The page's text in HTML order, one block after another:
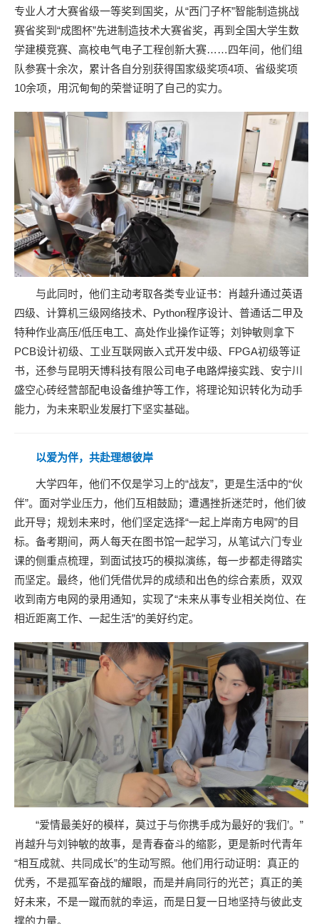
专业人才大赛省级一等奖到国奖，从“西门子杯”智能制造挑战
赛省奖到“成图杯”先进制造技术大赛省奖，再到全国大学生数
学建模竞赛、高校电气电子工程创新大赛……四年间，他们组
队参赛十余次，累计各自分别获得国家级奖项4项、省级奖项
10余项，用沉甸甸的荣誉证明了自己的实力。
与此同时，他们主动考取各类专业证书：肖越升通过英语
四级、计算机三级网络技术、Python程序设计、普通话二甲及
特种作业高压/低压电工、高处作业操作证等；刘钟敏则拿下
PCB设计初级、工业互联网嵌入式开发中级、FPGA初级等证
书，还参与昆明天博科技有限公司电子电路焊接实践、安宁川
盛空心砖经营部配电设备维护等工作，将理论知识转化为动手
能力，为未来职业发展打下坚实基础。
以爱为伴，共赴理想彼岸
大学四年，他们不仅是学习上的“战友”，更是生活中的“伙
伴”。面对学业压力，他们互相鼓励；遭遇挫折迷茫时，他们彼
此开导；规划未来时，他们坚定选择“一起上岸南方电网”的目
标。备考期间，两人每天在图书馆一起学习，从笔试六门专业
课的侧重点梳理，到面试技巧的模拟演练，每一步都走得踏实
而坚定。最终，他们凭借优异的成绩和出色的综合素质，双双
收到南方电网的录用通知，实现了“未来从事专业相关岗位、在
相近距离工作、一起生活”的美好约定。
“爱情最美好的模样，莫过于与你携手成为最好的‘我们’。”
肖越升与刘钟敏的故事，是青春奋斗的缩影，更是新时代青年
“相互成就、共同成长”的生动写照。他们用行动证明：真正的
优秀，不是孤军奋战的耀眼，而是并肩同行的光芒；真正的美
好未来，不是一蹴而就的幸运，而是日复一日地坚持与彼此支
撑的力量。